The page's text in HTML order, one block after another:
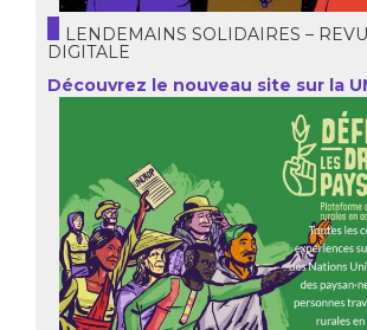
LENDEMAINS SOLIDAIRES –
DIGITALE
Découvrez le nouveau site sur la